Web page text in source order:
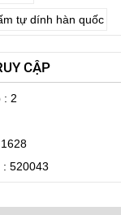
Jotun Futura Classic
Giá:4,140,000 đ
Jotafloor EP SL Uni
Giá:4,200,000 đ
NHÀ XƯỞNG
Giá:Liên hệ
CHỐNG THẤM SÀN
tự dính hàn quốc
CẬP
: 2
520043